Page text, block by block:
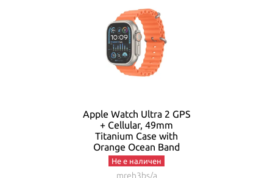
Apple Watch Ultra 2 GPS
+ Cellular, 49mm
Titanium Case with
Orange Ocean Band
Не е наличен
mreh3bs/a